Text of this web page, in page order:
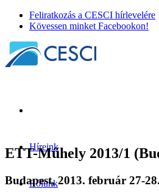
Feliratkozás a CESCI hírlevelére
Kövessen minket Facebookon!
Híreink
Rólunk
ETT-Műhely 2013/1
Budapest, 2013. február 27-28.